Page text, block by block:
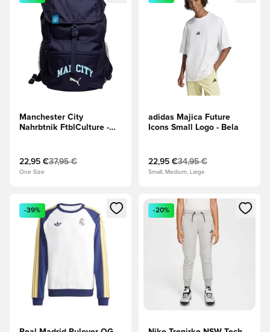
Manchester City
Nahrbtnik FtblCulture -
22,95 €37,95 €
One Size
adidas Majica Future
Icons Small Logo - Bela
22,95 €34,95 €
Small, Medium, Large
Odpre Modal za prijavo ali vpis kot član
-39%
Odpre Modal za prijavo ali
-20%